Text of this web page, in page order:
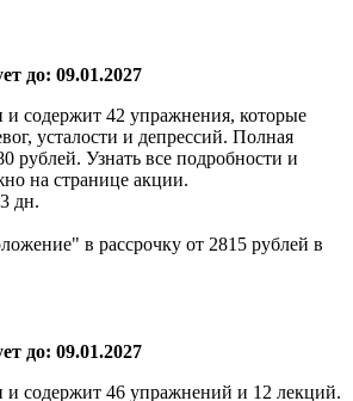
до: 09.01.2027
и содержит 42 упражнения, которые
усталости и депрессий. Полная
рублей. Узнать все подробности и
на странице акции.
дн.
в рассрочку от 2815 рублей в
до: 09.01.2027
и содержит 46 упражнений и 12 лекций.